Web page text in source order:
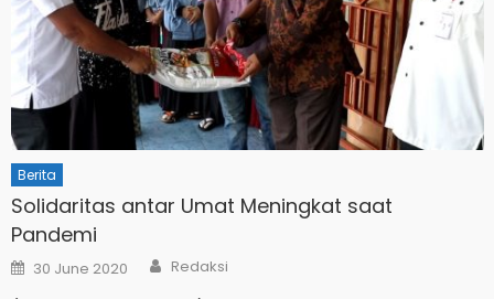
Berita
Solidaritas antar Umat Meningkat saat
Pandemi
Posted
on
30 June 2020 Author
Redaksi